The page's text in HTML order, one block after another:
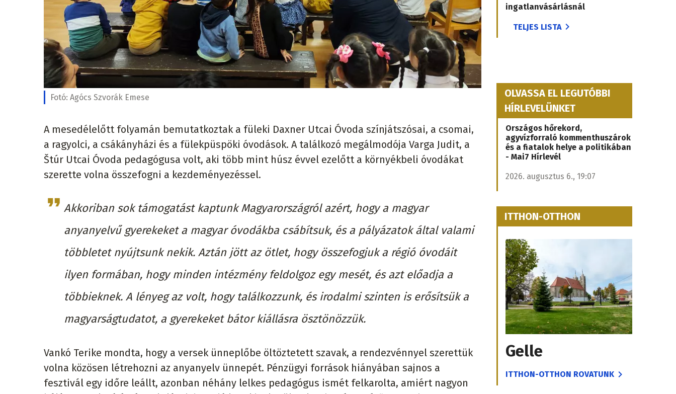
Fotó: Agócs Szvorák Emese
A mesedélelőtt folyamán bemutatkoztak a füleki Daxner Utcai Óvoda színjátszósai, a csomai,
a ragyolci, a csákányházi és a fülekpüspöki óvodások. A találkozó megálmodója Varga Judit, a
Štúr Utcai Óvoda pedagógusa volt, aki több mint húsz évvel ezelőtt a környékbeli óvodákat
szerette volna összefogni a kezdeményezéssel.
Akkoriban sok támogatást kaptunk Magyarországról azért, hogy a magyar
anyanyelvű gyerekeket a magyar óvodákba csábítsuk, és a pályázatok által valami
többletet nyújtsunk nekik. Aztán jött az ötlet, hogy összefogjuk a régió óvodáit
ilyen formában, hogy minden intézmény feldolgoz egy mesét, és azt előadja a
többieknek. A lényeg az volt, hogy találkozzunk, és irodalmi szinten is erősítsük a
magyarságtudatot, a gyerekeket bátor kiállásra ösztönözzük.
Vankó Terike mondta, hogy a versek ünneplőbe öltöztetett szavak, a rendezvénnyel szerettük
volna közösen létrehozni az anyanyelv ünnepét. Pénzügyi források hiányában sajnos a
fesztivál egy időre leállt, azonban néhány lelkes pedagógus ismét felkarolta, amiért nagyon
ingatlanvásárlásnál
TELJES LISTA
OLVASSA EL LEGUTÓBBI
HÍRLEVELÜNKET
Országos hőrekord,
agyvízforraló kommenthuszárok
és a fiatalok helye a politikában
- Mai7 Hírlevél
2026. augusztus 6., 19:07
ITTHON-OTTHON
Gelle
ITTHON-OTTHON ROVATUNK